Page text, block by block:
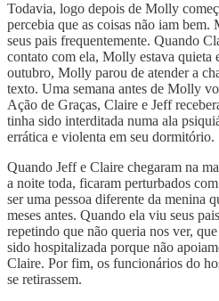
Todavia, logo depois de Molly
percebia que as coisas não iam
seus pais frequentemente. Quando
contato com ela, Molly estava quieta
outubro, Molly parou de atender a
texto. Uma semana antes de Molly
Ação de Graças, Claire e Jeff
tinha sido interditada numa ala
errática e violenta em seu dormitório.
Quando Jeff e Claire chegaram na
a noite toda, ficaram perturbados
ser uma pessoa diferente da menina
meses antes. Quando ela viu seus
repetindo que não queria nos ver,
sido hospitalizada porque não
Claire. Por fim, os funcionários do
se retirassem.